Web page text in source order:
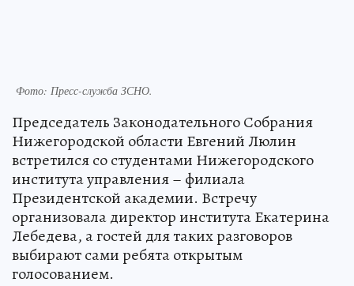
Фото: Пресс-служба ЗСНО.
Председатель Законодательного Собрания
Нижегородской области Евгений Люлин
встретился со студентами Нижегородского
института управления – филиала
Президентской академии. Встречу
организовала директор института Екатерина
Лебедева, а гостей для таких разговоров
выбирают сами ребята открытым
голосованием.